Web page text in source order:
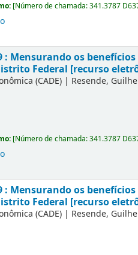
[Número de chamada:341.3787
: Mensurando os
Federal [recurso
(CADE) | Resende,
[Número de chamada:341.3787
: Mensurando os
Federal [recurso
(CADE) | Resende,